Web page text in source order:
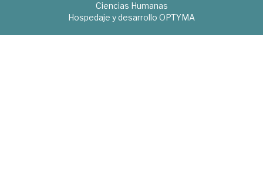
Ciencias Humanas
Hospedaje y desarrollo OPTYMA